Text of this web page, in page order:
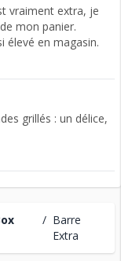
/ Barre
Extra
vraiment extra, je
mon panier.
élevé en magasin.
grillés : un délice,